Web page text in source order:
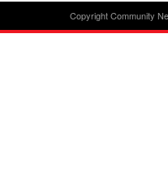
Copyright Community